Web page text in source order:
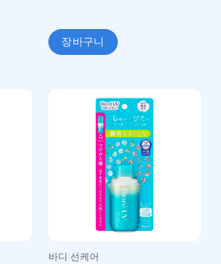
장바구니
바디 선케어